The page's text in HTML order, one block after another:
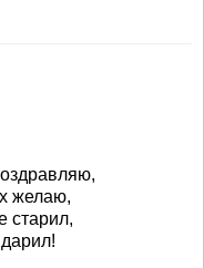
желаю,
старил,